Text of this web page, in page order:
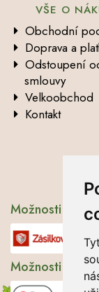
VŠE O
Obchodní
Doprava a
Odstoupení
smlouvy
Velkoobchod
Kontakt
Možnosti
Možnosti